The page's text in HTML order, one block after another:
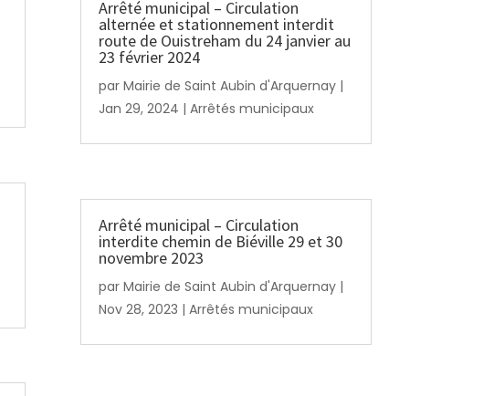
Arrêté municipal – Circulation
alternée et stationnement interdit
route de Ouistreham du 24 janvier au
23 février 2024
par Mairie de Saint Aubin d'Arquernay|
Jan 29, 2024 | Arrêtés municipaux
Arrêté municipal – Circulation
interdite chemin de Biéville 29 et 30
novembre 2023
par Mairie de Saint Aubin d'Arquernay|
Nov 28, 2023 | Arrêtés municipaux